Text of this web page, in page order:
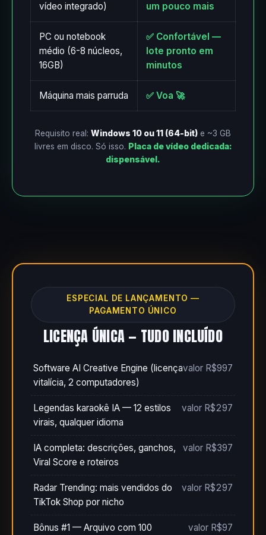
vídeo integrado)
um pouco mais
PC ou notebook
médio (6-8 núcleos,
16GB)
✅ Confortável —
lote pronto em
minutos
Máquina mais parruda ✅ Voa 🚀
Requisito real: Windows 10 ou 11 (64-bit) e ~3 GB
livres em disco. Só isso. Placa de vídeo dedicada:
dispensável.
ESPECIAL DE LANÇAMENTO —
PAGAMENTO ÚNICO
LICENÇA ÚNICA — TUDO INCLUÍDO
Software AI Creative Engine (licença
vitalícia, 2 computadores)
valor R$997
Legendas karaokê IA — 12 estilos
virais, qualquer idioma
valor R$297
IA completa: descrições, ganchos,
Viral Score e roteiros
valor R$397
Radar Trending: mais vendidos do
TikTok Shop por nicho
valor R$297
Bônus #1 — Arquivo com 100 valor R$97